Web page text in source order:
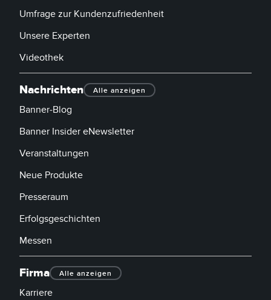
Umfrage zur Kundenzufriedenheit
Unsere Experten
Videothek
Nachrichten Alle anzeigen
Banner-Blog
Banner Insider eNewsletter
Veranstaltungen
Neue Produkte
Presseraum
Erfolgsgeschichten
Messen
Firma Alle anzeigen
Karriere